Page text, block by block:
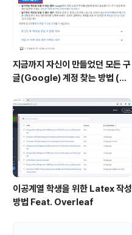
지금까지 자신이 만들었던 모든 구
글(Google) 계정 찾는 방법 (핸
이공계열 학생을 위한 Latex 작성
방법 Feat. Overleaf